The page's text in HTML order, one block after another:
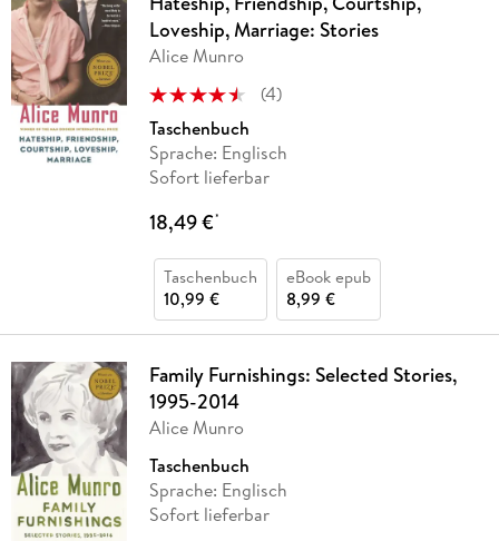
Loveship, Marriage: Stories
Alice Munro
(4)
Taschenbuch
Sprache: Englisch
Sofort lieferbar
18,49 €*
Taschenbuch
10,99 €
eBook epub
8,99 €
Family Furnishings: Selected Stories,
1995-2014
Alice Munro
Taschenbuch
Sprache: Englisch
Sofort lieferbar